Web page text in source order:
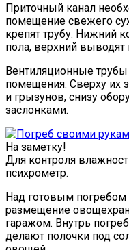
Приточный канал
помещение свежего
крепят трубу. Нижний
пола, верхний выводят
Вентиляционные
помещения. Сверху их
и грызунов, снизу
заслонками.
На заметку!
Для контроля
психрометр.
Над готовым погребом
размещение
гаражом. Внутрь
делают полочки под